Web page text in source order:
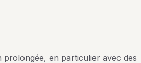
en particulier avec des